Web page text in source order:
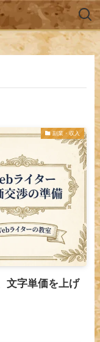
副業・収入
文字単価を上げ